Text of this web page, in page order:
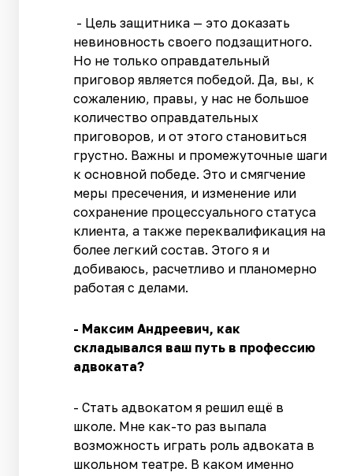
- Цель защитника — это доказать
невиновность своего подзащитного.
Но не только оправдательный
приговор является победой. Да, вы, к
сожалению, правы, у нас не большое
количество оправдательных
приговоров, и от этого становиться
грустно. Важны и промежуточные шаги
к основной победе. Это и смягчение
меры пресечения, и изменение или
сохранение процессуального статуса
клиента, а также переквалификация на
более легкий состав. Этого я и
добиваюсь, расчетливо и планомерно
работая с делами.
- Максим Андреевич, как
складывался ваш путь в профессию
адвоката?
- Стать адвокатом я решил ещё в
школе. Мне как-то раз выпала
возможность играть роль адвоката в
школьном театре. В каком именно